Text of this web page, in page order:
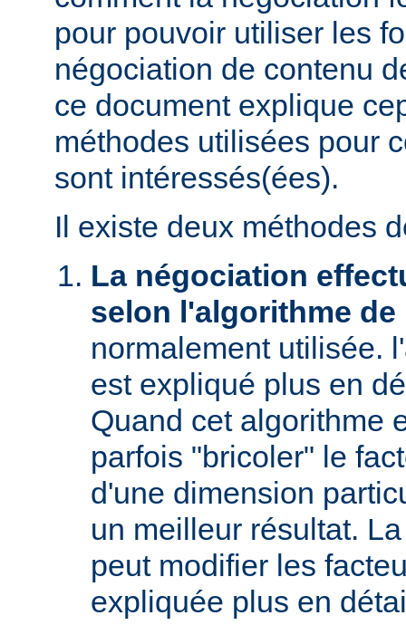
pour pouvoir utiliser les
négociation de contenu
ce document explique
méthodes utilisées pour
sont intéressés(ées).
Il existe deux méthodes
La négociation
selon l'algorithme de
normalement utilisée.
est expliqué plus en
Quand cet algorithme
parfois "bricoler" le
d'une dimension
un meilleur résultat.
peut modifier les
expliquée plus en